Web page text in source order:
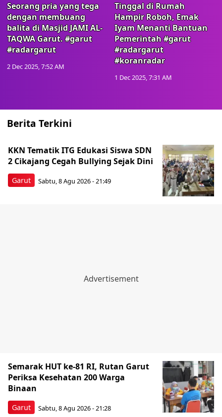
Seorang pria yang tega
dengan membuang
balita di Masjid JAMI AL-
TAQWA Garut. #garut
#radargarut
2 Dec 2025, 7:52 AM
Tinggal di Rumah
Hampir Roboh, Emak
Iyam Menanti Bantuan
Pemerintah #garut
#radargarut
#koranradar
1 Dec 2025, 7:31 AM
Berita Terkini
Garut
KKN Tematik ITG Edukasi Siswa SDN
2 Cikajang Cegah Bullying Sejak Dini
Sabtu, 8 Agu 2026 - 21:49
Garut
Semarak HUT ke-81 RI, Rutan Garut
Periksa Kesehatan 200 Warga
Binaan
Sabtu, 8 Agu 2026 - 21:28